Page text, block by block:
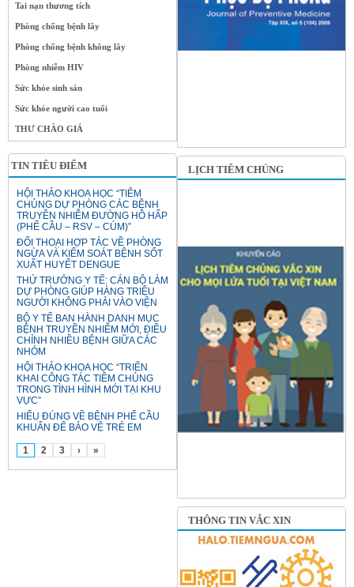
Tai nạn thương tích
Phòng chống bệnh lây
Phòng chống bệnh không lây
Phòng nhiễm HIV
Sức khỏe sinh sản
Sức khỏe người cao tuổi
THƯ CHÀO GIÁ
TIN TIÊU ĐIỂM
HỘI THẢO KHOA HỌC “TIÊM
CHỦNG DỰ PHÒNG CÁC BỆNH
TRUYỀN NHIỄM ĐƯỜNG HÔ HẤP
(PHẾ CẦU – RSV – CÚM)”
ĐỐI THOẠI HỢP TÁC VỀ PHÒNG
NGỪA VÀ KIỂM SOÁT BỆNH SỐT
XUẤT HUYẾT DENGUE
THỨ TRƯỞNG Y TẾ: CÁN BỘ LÀM
DỰ PHÒNG GIÚP HÀNG TRIỆU
NGƯỜI KHÔNG PHẢI VÀO VIỆN
BỘ Y TẾ BAN HÀNH DANH MỤC
BỆNH TRUYỀN NHIỄM MỚI, ĐIỀU
CHỈNH NHIỀU BỆNH GIỮA CÁC
NHÓM
HỘI THẢO KHOA HỌC “TRIỂN
KHAI CÔNG TÁC TIÊM CHỦNG
TRONG TÌNH HÌNH MỚI TẠI KHU
VỰC”
HIỂU ĐÚNG VỀ BỆNH PHẾ CẦU
KHUẨN ĐỂ BẢO VỆ TRẺ EM
1 2 3 › »
LỊCH TIÊM CHỦNG
THÔNG TIN VẮC XIN